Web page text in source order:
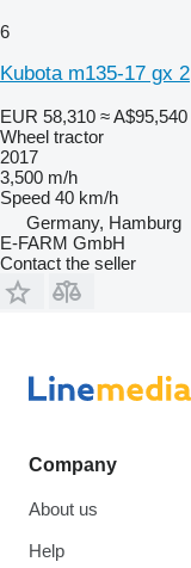
6
Kubota m135-17 gx 2
EUR 58,310 ≈ A$95,540
Wheel tractor
2017
3,500 m/h
Speed 40 km/h
Germany, Hamburg
E-FARM GmbH
Contact the seller
Company
About us
Help